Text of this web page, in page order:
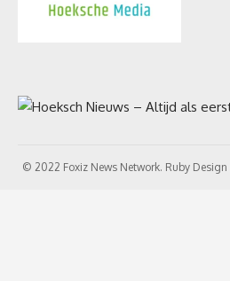
© 2022 Foxiz News Network. Ruby Design